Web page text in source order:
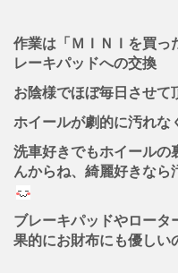
作業は「ＭＩＮＩを買っ
レーキパッドへの交換
お陰様でほぼ毎日させて
ホイールが劇的に汚れな
洗車好きでもホイールの
んからね、綺麗好きな
ブレーキパッドやロー
果的にお財布にも優しい